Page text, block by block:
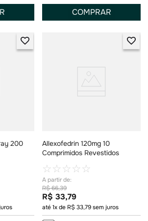
COMPRAR
200
Allexofedrin 120mg 10
Comprimidos Revestidos
☆☆☆☆☆
R$66,39
R$ 33,79
até1x de R$33,79sem juros